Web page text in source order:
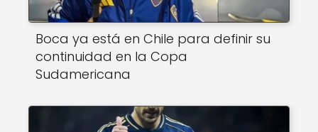
Boca ya está en Chile para definir su
continuidad en la Copa
Sudamericana